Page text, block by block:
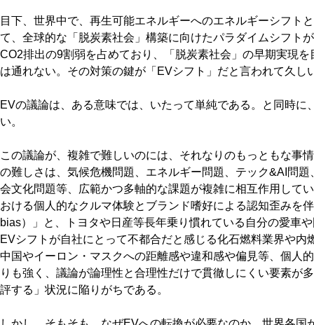
目下、世界中で、再生可能エネルギーへのエネルギーシフト
て、全球的な「脱炭素社会」構築に向けたパラダイムシフト
CO2排出の9割弱を占めており、「脱炭素社会」の早期実現
は通れない。その対策の鍵が「EVシフト」だと言われて久し
EVの議論は、ある意味では、いたって単純である。と同時に
い。
この議論が、複雑で難しいのには、それなりのもっともな事
の難しさは、気候危機問題、エネルギー問題、テック&AI問
会文化問題等、広範かつ多軸的な課題が複雑に相互作用して
おける個人的なクルマ体験とブランド嗜好による認知歪みを
bias）」と、トヨタや日産等長年乗り慣れている自分の愛車
EVシフトが自社にとって不都合だと感じる化石燃料業界や内
中国やイーロン・マスクへの距離感や違和感や偏見等、個人
りも強く、議論が論理性と合理性だけで貫徹しにくい要素が
評する」状況に陥りがちである。